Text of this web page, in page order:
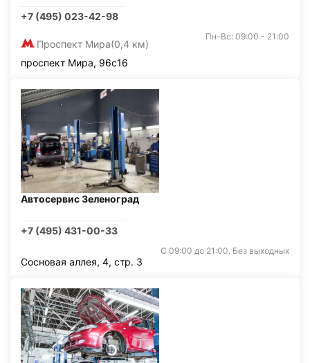
+7 (495) 023-42-98
Проспект Мира(0,4 км)
Пн-Вс: 09:00 - 21:00
проспект Мира, 96с16
Автосервис Зеленоград
+7 (495) 431-00-33
С 09:00 до 21:00. Без выходных
Сосновая аллея, 4, стр. 3